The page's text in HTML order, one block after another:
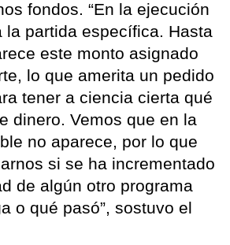
fondos. “En la ejecución
la partida específica. Hasta
este monto asignado
lo que amerita un pedido
tener a ciencia cierta qué
dinero. Vemos que en la
no aparece, por lo que
si se ha incrementado
de algún otro programa
o qué pasó”, sostuvo el